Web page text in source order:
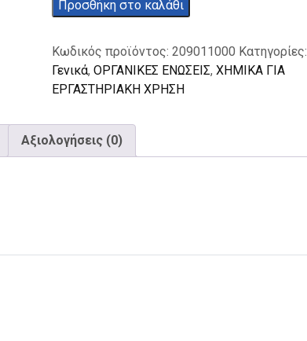
98%
ποσότητα
Προσθήκη στο καλάθι
Κωδικός προϊόντος: 209011000 Κατηγορίες:
Γενικά, ΟΡΓΑΝΙΚΕΣ ΕΝΩΣΕΙΣ, ΧΗΜΙΚΑ ΓΙΑ
ΕΡΓΑΣΤΗΡΙΑΚΗ ΧΡΗΣΗ
Αξιολογήσεις (0)